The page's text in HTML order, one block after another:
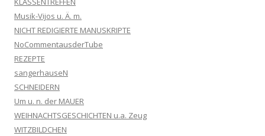
Musik-Vijos u. Ä. m.
NICHT REDIGIERTE MANUSKRIPTE
NoCommentausderTube
REZEPTE
sangerhauseN
SCHNEIDERN
Um u. n. der MAUER
WEIHNACHTSGESCHICHTEN u.a. Zeug
WITZBILDCHEN